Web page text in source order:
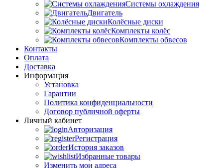
Системы охлаждения
Двигатель
Колёсные диски
Комплекты колёс
Комплекты обвесов
Контакты
Оплата
Доставка
Информация
Установка
Гарантии
Политика конфиденциальности
Договор публичной оферты
Личный кабинет
Авторизация
Регистрация
История заказов
Избранные товары
Изменить мои адреса